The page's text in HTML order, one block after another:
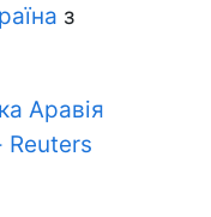
з
Аравія
Reuters